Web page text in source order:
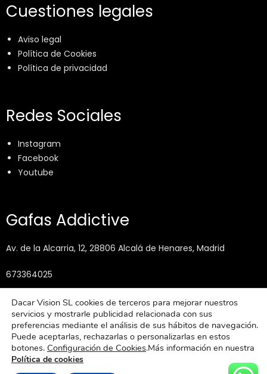
Cuestiones legales
Aviso legal
Política de Cookies
Política de privacidad
Redes Sociales
Instagram
Facebook
Youtube
Gafas Addictive
Av. de la Alcarria, 12, 28806 Alcalá de Henares, Madrid
673364025
info@gafasaddictive.com
Dacar Vision SL cookies de terceros para mejorar nuestros
servicios y mostrarle publicidad relacionada con sus
preferencias mediante el análisis de sus hábitos de navegación.
Puede aceptarlas, rechazarlas o personalizarlas en estos
botones. Configuración de Cookies.Más información en nuestra
Política de cookies